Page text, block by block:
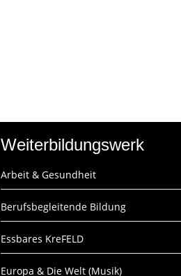
Weiterbildungswerk
Arbeit & Gesundheit
Berufsbegleitende Bildung
Essbares KreFELD
Europa & Die Welt (Musik)